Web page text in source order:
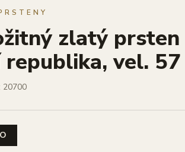
zlatý prsten
vel. 57
20700